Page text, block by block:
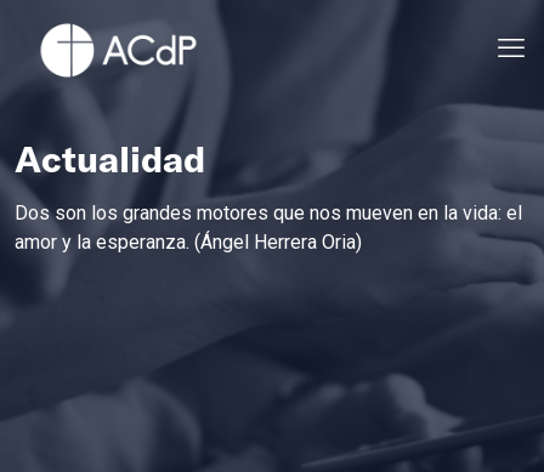
Actualidad
Dos son los grandes motores que nos mueven en la vida: el
amor y la esperanza. (Ángel Herrera Oria)